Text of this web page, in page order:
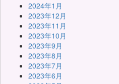
2024年1月
2023年12月
2023年11月
2023年10月
2023年9月
2023年8月
2023年7月
2023年6月